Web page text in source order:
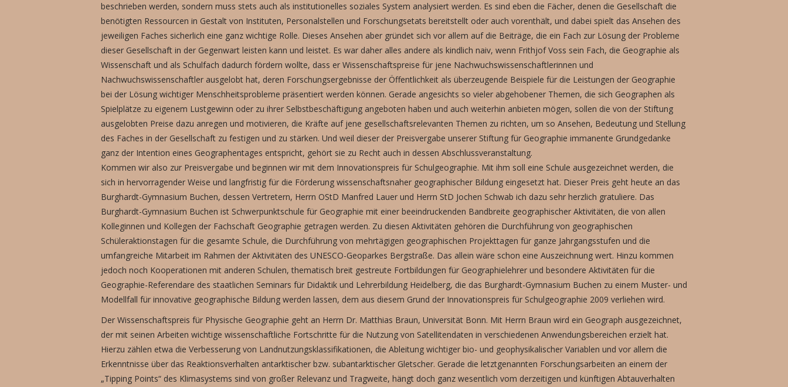
beschrieben werden, sondern muss stets auch als institutionelles soziales System analysiert werden. Es sind eben die Fächer, denen die Gesellschaft die
benötigten Ressourcen in Gestalt von Instituten, Personalstellen und Forschungsetats bereitstellt oder auch vorenthält, und dabei spielt das Ansehen des
jeweiligen Faches sicherlich eine ganz wichtige Rolle. Dieses Ansehen aber gründet sich vor allem auf die Beiträge, die ein Fach zur Lösung der Probleme
dieser Gesellschaft in der Gegenwart leisten kann und leistet. Es war daher alles andere als kindlich naiv, wenn Frithjof Voss sein Fach, die Geographie als
Wissenschaft und als Schulfach dadurch fördern wollte, dass er Wissenschaftspreise für jene Nachwuchswissenschaftlerinnen und
Nachwuchswissenschaftler ausgelobt hat, deren Forschungsergebnisse der Öffentlichkeit als überzeugende Beispiele für die Leistungen der Geographie
bei der Lösung wichtiger Menschheitsprobleme präsentiert werden können. Gerade angesichts so vieler abgehobener Themen, die sich Geographen als
Spielplätze zu eigenem Lustgewinn oder zu ihrer Selbstbeschäftigung angeboten haben und auch weiterhin anbieten mögen, sollen die von der Stiftung
ausgelobten Preise dazu anregen und motivieren, die Kräfte auf jene gesellschaftsrelevanten Themen zu richten, um so Ansehen, Bedeutung und Stellung
des Faches in der Gesellschaft zu festigen und zu stärken. Und weil dieser der Preisvergabe unserer Stiftung für Geographie immanente Grundgedanke
ganz der Intention eines Geographentages entspricht, gehört sie zu Recht auch in dessen Abschlussveranstaltung.
Kommen wir also zur Preisvergabe und beginnen wir mit dem Innovationspreis für Schulgeographie. Mit ihm soll eine Schule ausgezeichnet werden, die
sich in hervorragender Weise und langfristig für die Förderung wissenschaftsnaher geographischer Bildung eingesetzt hat. Dieser Preis geht heute an das
Burghardt-Gymnasium Buchen, dessen Vertretern, Herrn OStD Manfred Lauer und Herrn StD Jochen Schwab ich dazu sehr herzlich gratuliere. Das
Burghardt-Gymnasium Buchen ist Schwerpunktschule für Geographie mit einer beeindruckenden Bandbreite geographischer Aktivitäten, die von allen
Kolleginnen und Kollegen der Fachschaft Geographie getragen werden. Zu diesen Aktivitäten gehören die Durchführung von geographischen
Schüleraktionstagen für die gesamte Schule, die Durchführung von mehrtägigen geographischen Projekttagen für ganze Jahrgangsstufen und die
umfangreiche Mitarbeit im Rahmen der Aktivitäten des UNESCO-Geoparkes Bergstraße. Das allein wäre schon eine Auszeichnung wert. Hinzu kommen
jedoch noch Kooperationen mit anderen Schulen, thematisch breit gestreute Fortbildungen für Geographielehrer und besondere Aktivitäten für die
Geographie-Referendare des staatlichen Seminars für Didaktik und Lehrerbildung Heidelberg, die das Burghardt-Gymnasium Buchen zu einem Muster- und
Modellfall für innovative geographische Bildung werden lassen, dem aus diesem Grund der Innovationspreis für Schulgeographie 2009 verliehen wird.
Der Wissenschaftspreis für Physische Geographie geht an Herrn Dr. Matthias Braun, Universität Bonn. Mit Herrn Braun wird ein Geograph ausgezeichnet,
der mit seinen Arbeiten wichtige wissenschaftliche Fortschritte für die Nutzung von Satellitendaten in verschiedenen Anwendungsbereichen erzielt hat.
Hierzu zählen etwa die Verbesserung von Landnutzungsklassifikationen, die Ableitung wichtiger bio- und geophysikalischer Variablen und vor allem die
Erkenntnisse über das Reaktionsverhalten antarktischer bzw. subantarktischer Gletscher. Gerade die letztgenannten Forschungsarbeiten an einem der
„Tipping Points“ des Klimasystems sind von großer Relevanz und Tragweite, hängt doch ganz wesentlich vom derzeitigen und künftigen Abtauverhalten